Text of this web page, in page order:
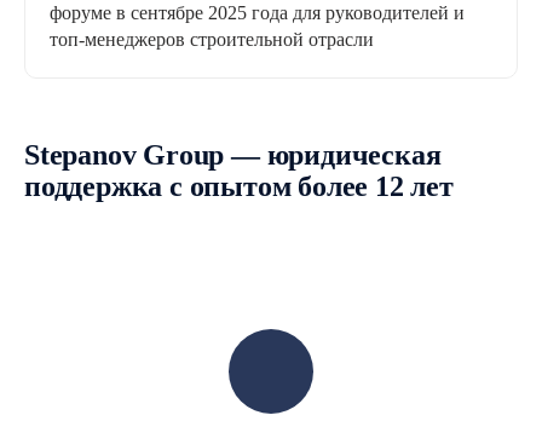
форуме в сентябре 2025 года для руководителей и
топ-менеджеров строительной отрасли
Stepanov Group — юридическая
поддержка с опытом более 12 лет